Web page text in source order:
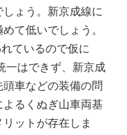
ょう。新京成線に
て低いでしょう。
ているので仮に
一はできず、新京成
車などの装備の問
るくぬぎ山車両基
ットが存在しま